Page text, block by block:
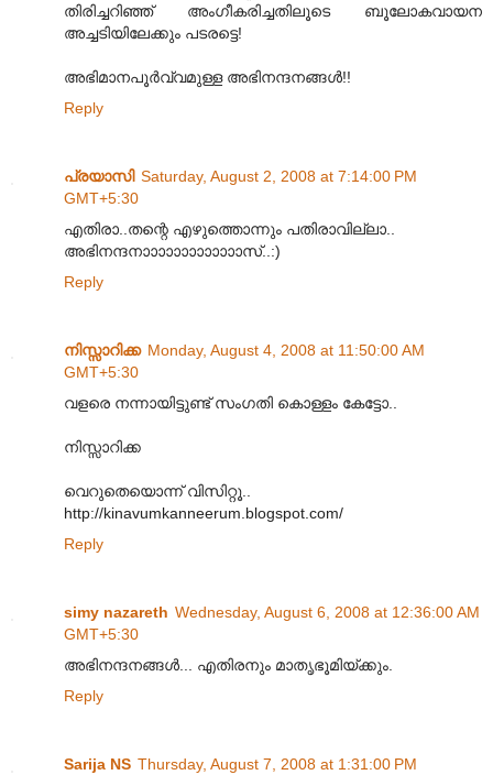
തിരിച്ചറിഞ്ഞ് അംഗീകരിച്ചതിലൂടെ ബൂലോകവായന
അച്ചടിയിലേക്കും പടരട്ടെ!
അഭിമാനപൂര്‍വ്വമുള്ള അഭിനന്ദനങ്ങള്‍!!
Reply
പ്രയാസി Saturday, August 2, 2008 at 7:14:00 PM
GMT+5:30
എതിരാ..തന്റെ എഴുത്തൊന്നും പതിരാവില്ലാ..
അഭിനന്ദനാ‍ാ‍ാ‍ാ‍ാ‍ാ‍ാ‍ാ‍ാ‍ാ‍ാ‍ാ‍ാസ്..:)
Reply
നിസ്സാറിക്ക Monday, August 4, 2008 at 11:50:00 AM
GMT+5:30
വളരെ നന്നായിട്ടുണ്ട് സംഗതി കൊള്ളം കേട്ടോ..
നിസ്സാറിക്ക
വെറുതെയൊന്ന് വിസിറ്റൂ..
http://kinavumkanneerum.blogspot.com/
Reply
simy nazareth Wednesday, August 6, 2008 at 12:36:00 AM
GMT+5:30
അഭിനന്ദനങ്ങള്‍... എതിരനും മാതൃഭൂമിയ്ക്കും.
Reply
Sarija NS Thursday, August 7, 2008 at 1:31:00 PM